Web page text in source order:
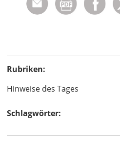
Rubriken:
Hinweise des Tages
Schlagwörter: